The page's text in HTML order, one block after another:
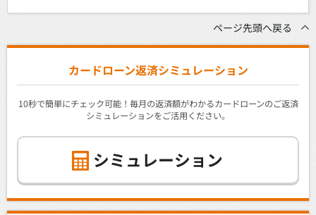
ページ先頭へ戻る
カードローン返済シミュレーション
10秒で簡単にチェック可能！毎月の返済額がわかるカードローンのご返済
シミュレーションをご活用ください。
シミュレーション